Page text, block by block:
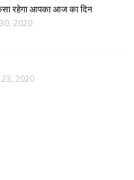
रहेगा आपका आज का दिन
2020
23, 2020